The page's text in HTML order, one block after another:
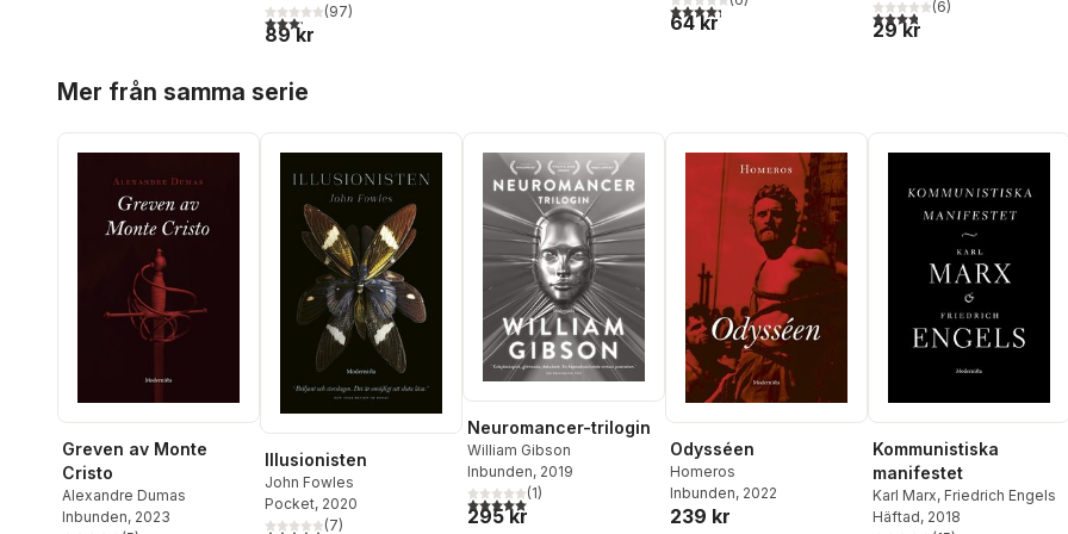
3,2utav 5 stjärnor. Totalt antal röster:
(97)
89 kr
4,3utav 5 stjärnor. Totalt antal röster:
64 kr
3,8utav 5 stjärnor. Totalt
(6)
29 kr
Mer från samma serie
Greven av Monte
Cristo
Alexandre Dumas
Inbunden, 2023
Illusionisten
John Fowles
Pocket, 2020
(7)
Neuromancer-trilogin
William Gibson
Inbunden, 2019
5,0utav 5 stjärnor. Totalt antal röster:
(1)
295 kr
Odysséen
Homeros
Inbunden, 2022
239 kr
Kommunistiska
manifestet
Karl Marx, Friedrich Engels
Häftad, 2018